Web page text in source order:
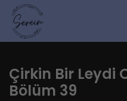
Çirkin Bir Leydi
Bölüm 39